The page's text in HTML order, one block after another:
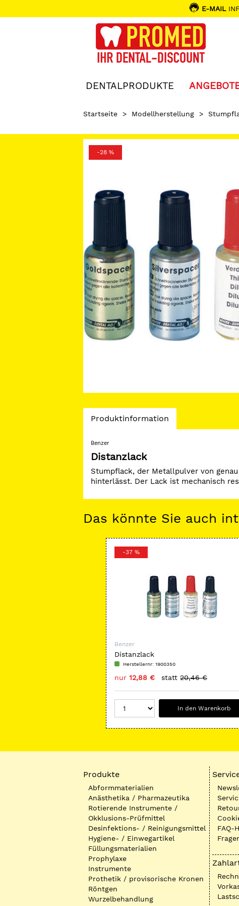
E-MAIL
DENTALPRODUKTE
Startseite > Modellherstellung >
-28 %
Current
Produktinformation
Benzer
Distanzlack
Stumpflack, der Metallpulver von
hinterlässt. Der Lack ist mechanisch
Das könnte Sie auch
-37 %
Benzer
Distanzlack
Herstellernr: 1900350
nur 12,88 € statt 20,46 €
In den Warenkorb
Produkte
Abformmaterialien
Anästhetika / Pharmazeutika
Rotierende Instrumente /
Okklusions-Prüfmittel
Desinfektions- / Reinigungsmittel
Hygiene- / Einwegartikel
Füllungsmaterialien
Prophylaxe
Instrumente
Prothetik / provisorische Kronen
Röntgen
Wurzelbehandlung
FAQ-